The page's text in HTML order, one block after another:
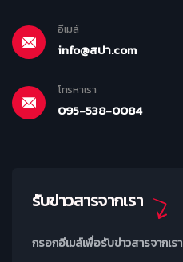
อีเมล์
info@สปา.com
โทรหาเรา
095-538-0084
รับข่าวสารจากเรา
กรอกอีเมล์เพื่อรับข่าวสารจากเรา